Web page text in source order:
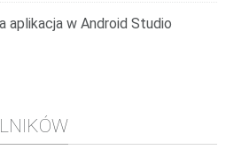
aplikacja w Android Studio